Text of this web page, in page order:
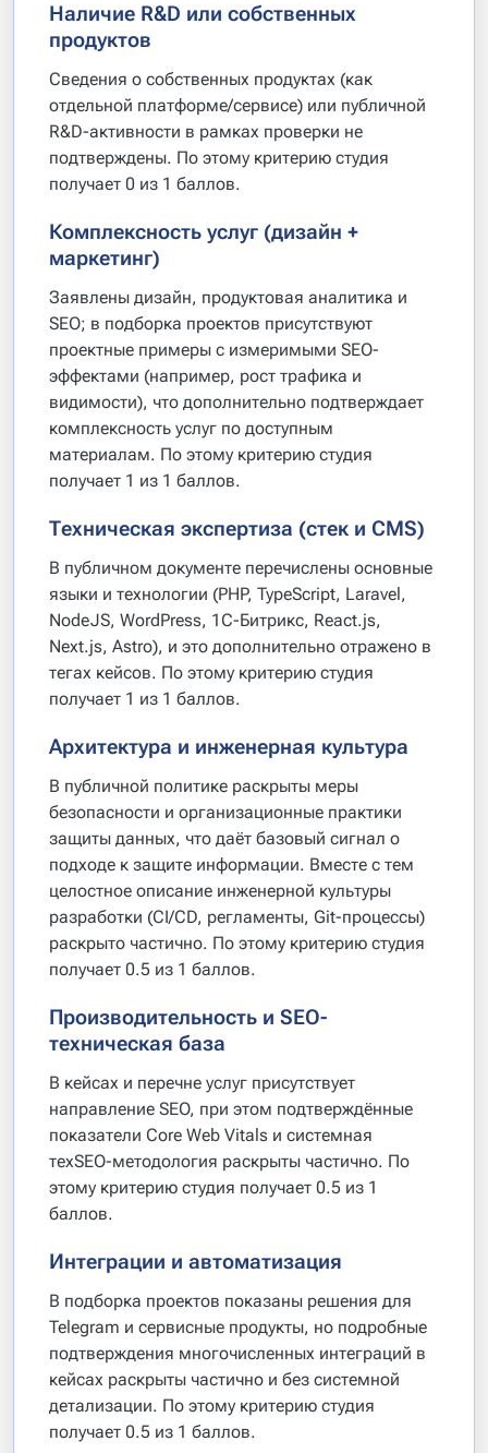
Наличие R&D или собственных
продуктов
Сведения о собственных продуктах (как
отдельной платформе/сервисе) или публичной
R&D-активности в рамках проверки не
подтверждены. По этому критерию студия
получает 0 из 1 баллов.
Комплексность услуг (дизайн +
маркетинг)
Заявлены дизайн, продуктовая аналитика и
SEO; в подборка проектов присутствуют
проектные примеры с измеримыми SEO-
эффектами (например, рост трафика и
видимости), что дополнительно подтверждает
комплексность услуг по доступным
материалам. По этому критерию студия
получает 1 из 1 баллов.
Техническая экспертиза (стек и CMS)
В публичном документе перечислены основные
языки и технологии (PHP, TypeScript, Laravel,
NodeJS, WordPress, 1С-Битрикс, React.js,
Next.js, Astro), и это дополнительно отражено в
тегах кейсов. По этому критерию студия
получает 1 из 1 баллов.
Архитектура и инженерная культура
В публичной политике раскрыты меры
безопасности и организационные практики
защиты данных, что даёт базовый сигнал о
подходе к защите информации. Вместе с тем
целостное описание инженерной культуры
разработки (CI/CD, регламенты, Git-процессы)
раскрыто частично. По этому критерию студия
получает 0.5 из 1 баллов.
Производительность и SEO-
техническая база
В кейсах и перечне услуг присутствует
направление SEO, при этом подтверждённые
показатели Core Web Vitals и системная
техSEO-методология раскрыты частично. По
этому критерию студия получает 0.5 из 1
баллов.
Интеграции и автоматизация
В подборка проектов показаны решения для
Telegram и сервисные продукты, но подробные
подтверждения многочисленных интеграций в
кейсах раскрыты частично и без системной
детализации. По этому критерию студия
получает 0.5 из 1 баллов.